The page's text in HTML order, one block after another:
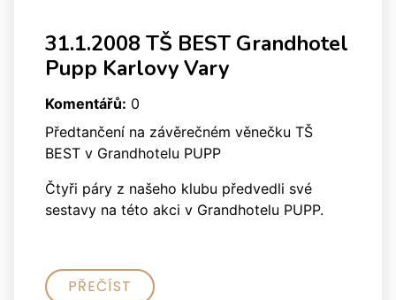
31.1.2008 TŠ BEST Grandhotel
Pupp Karlovy Vary
Komentářů: 0
Předtančení na závěrečném věnečku TŠ
BEST v Grandhotelu PUPP
Čtyři páry z našeho klubu předvedli své
sestavy na této akci v Grandhotelu PUPP.
PŘEČÍST